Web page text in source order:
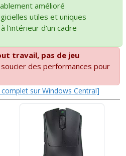
amélioré
utiles et uniques
l'intérieur d'un cadre
travail, pas de jeu
des performances pour
sur Windows Central]